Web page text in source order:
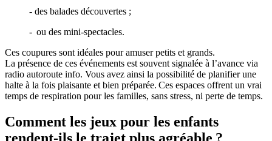
- des balades découvertes ;
- ou des mini-spectacles.
Ces coupures sont idéales pour amuser petits et grands.
La présence de ces événements est souvent signalée à l’avance via
radio autoroute info. Vous avez ainsi la possibilité de planifier une
halte à la fois plaisante et bien préparée. Ces espaces offrent un vrai
temps de respiration pour les familles, sans stress, ni perte de temps.
Comment les jeux pour les enfants